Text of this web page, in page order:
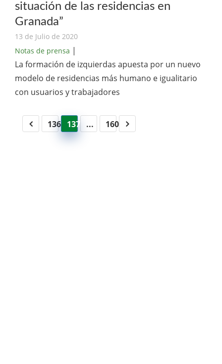
situación de las residencias en
Granada”
13 de Julio de 2020
Notas de prensa |
La formación de izquierdas apuesta por un nuevo
modelo de residencias más humano e igualitario
con usuarios y trabajadores
136 137 ... 160